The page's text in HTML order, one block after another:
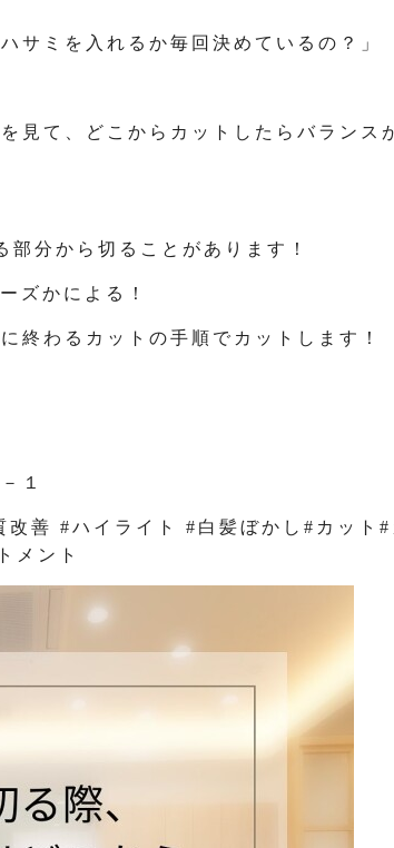
サミを入れるか毎回決めているの？」
見て、どこからカットしたらバランス
分から切ることがあります！
ズかによる！
終わるカットの手順でカットします！
１
善 #ハイライト #白髪ぼかし#カット#
メント